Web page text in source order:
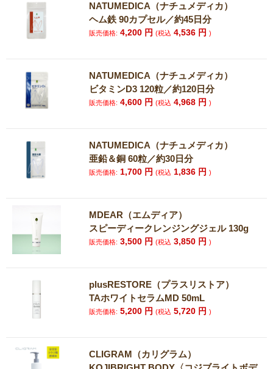
NATUMEDICA（ナチュメディカ）
ヘム鉄 90カプセル／約45日分
販売価格: 4,200 円(税込 4,536 円)
NATUMEDICA（ナチュメディカ）
ビタミンD3 120粒／約120日分
販売価格: 4,600 円(税込 4,968 円)
NATUMEDICA（ナチュメディカ）
亜鉛＆銅 60粒／約30日分
販売価格: 1,700 円(税込 1,836 円)
MDEAR（エムディア）
スピーディークレンジングジェル 130g
販売価格: 3,500 円(税込 3,850 円)
plusRESTORE（プラスリストア）
TAホワイトセラムMD 50mL
販売価格: 5,200 円(税込 5,720 円)
CLIGRAM（カリグラム）